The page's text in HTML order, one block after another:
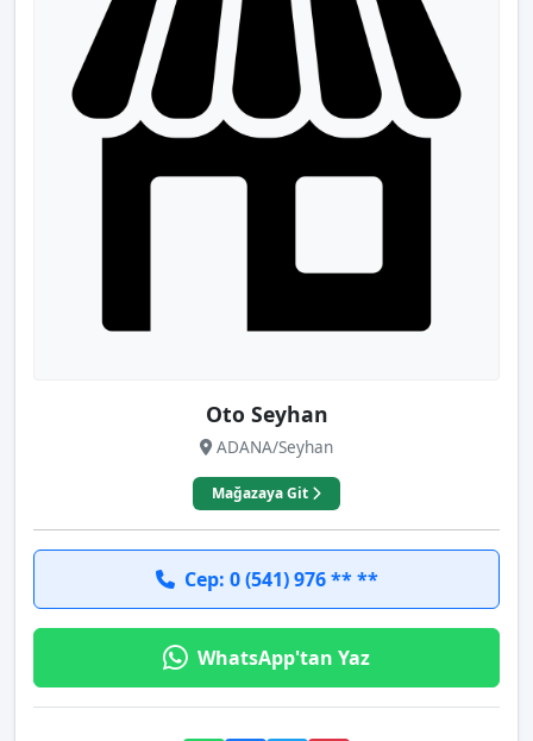
Oto Seyhan
ADANA/Seyhan
Mağazaya Git
Cep: 0 (541) 976 ** **
WhatsApp'tan Yaz